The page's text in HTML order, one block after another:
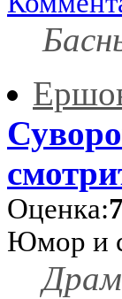
Оценка:
Юмор и